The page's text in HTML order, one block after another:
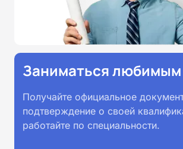
Заниматься
Получайте официальное
подтверждение о своей
работайте по специальности.